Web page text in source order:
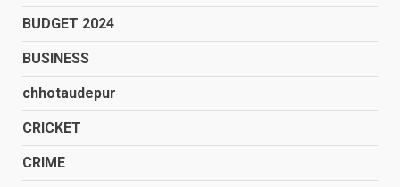
BUDGET 2024
BUSINESS
chhotaudepur
CRICKET
CRIME